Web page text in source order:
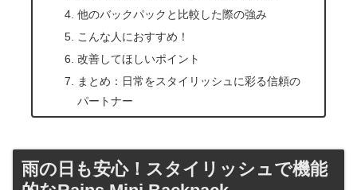
他のバックパックと比較した際の強み
こんな人におすすめ！
改善してほしいポイント
まとめ：日常をスタイリッシュに彩る信頼の
パートナー
雨の日も安心！スタイリッシュで機能